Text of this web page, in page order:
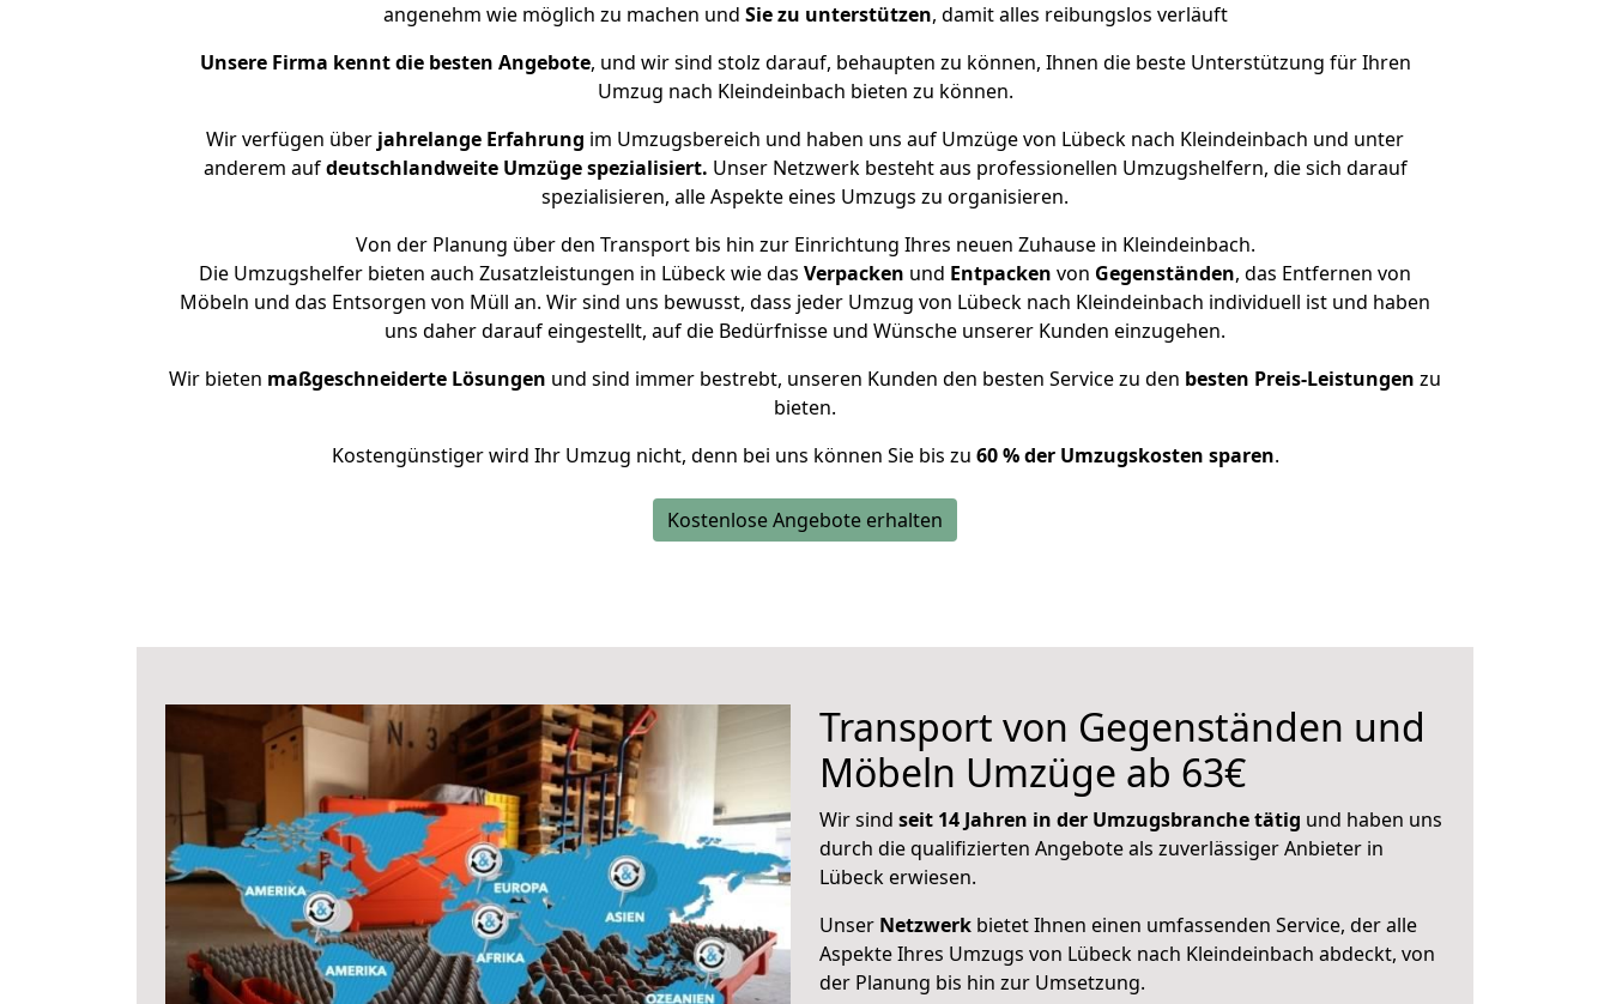
angenehm wie möglich zu machen und Sie zu unterstützen, damit alles reibungslos verläuft
Unsere Firma kennt die besten Angebote, und wir sind stolz darauf, behaupten zu können, Ihnen die beste Unterstützung für Ihren
Umzug nach Kleindeinbach bieten zu können.
Wir verfügen über jahrelange Erfahrung im Umzugsbereich und haben uns auf Umzüge von Lübeck nach Kleindeinbach und unter
anderem aufdeutschlandweite Umzüge spezialisiert. Unser Netzwerk besteht aus professionellen Umzugshelfern, die sich darauf
spezialisieren, alle Aspekte eines Umzugs zu organisieren.
Von der Planung über den Transport bis hin zur Einrichtung Ihres neuen Zuhause in Kleindeinbach.
Die Umzugshelfer bieten auch Zusatzleistungen in Lübeck wie das Verpacken und Entpacken von Gegenständen, das Entfernen von
Möbeln und das Entsorgen von Müll an. Wir sind uns bewusst, dass jeder Umzug von Lübeck nach Kleindeinbach individuell ist und haben
uns daher darauf eingestellt, auf die Bedürfnisse und Wünsche unserer Kunden einzugehen.
Wir bieten maßgeschneiderte Lösungen und sind immer bestrebt, unseren Kunden den besten Service zu den besten Preis-Leistungen zu
bieten.
Kostengünstiger wird Ihr Umzug nicht, denn bei uns können Sie bis zu 60 % der Umzugskosten sparen.
Kostenlose Angebote erhalten
Transport von Gegenständen und
Möbeln Umzüge ab 63€
Wir sind seit 14 Jahren in der Umzugsbranche tätig und haben uns
durch die qualifizierten Angebote als zuverlässiger Anbieter in
Lübeck erwiesen.
Unser Netzwerk bietet Ihnen einen umfassenden Service, der alle
Aspekte Ihres Umzugs von Lübeck nach Kleindeinbach abdeckt, von
der Planung bis hin zur Umsetzung.